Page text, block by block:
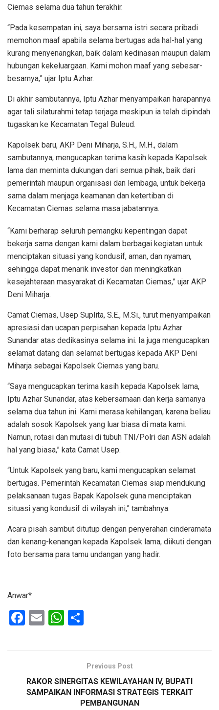
Ciemas selama dua tahun terakhir.
“Pada kesempatan ini, saya bersama istri secara pribadi
memohon maaf apabila selama bertugas ada hal-hal yang
kurang menyenangkan, baik dalam kedinasan maupun dalam
hubungan kekeluargaan. Kami mohon maaf yang sebesar-
besarnya,” ujar Iptu Azhar.
Di akhir sambutannya, Iptu Azhar menyampaikan harapannya
agar tali silaturahmi tetap terjaga meskipun ia telah dipindah
tugaskan ke Kecamatan Tegal Buleud.
Kapolsek baru, AKP Deni Miharja, S.H., M.H., dalam
sambutannya, mengucapkan terima kasih kepada Kapolsek
lama dan meminta dukungan dari semua pihak, baik dari
pemerintah maupun organisasi dan lembaga, untuk bekerja
sama dalam menjaga keamanan dan ketertiban di
Kecamatan Ciemas selama masa jabatannya.
“Kami berharap seluruh pemangku kepentingan dapat
bekerja sama dengan kami dalam berbagai kegiatan untuk
menciptakan situasi yang kondusif, aman, dan nyaman,
sehingga dapat menarik investor dan meningkatkan
kesejahteraan masyarakat di Kecamatan Ciemas,” ujar AKP
Deni Miharja.
Camat Ciemas, Usep Suplita, S.E., M.Si., turut menyampaikan
apresiasi dan ucapan perpisahan kepada Iptu Azhar
Sunandar atas dedikasinya selama ini. Ia juga mengucapkan
selamat datang dan selamat bertugas kepada AKP Deni
Miharja sebagai Kapolsek Ciemas yang baru.
“Saya mengucapkan terima kasih kepada Kapolsek lama,
Iptu Azhar Sunandar, atas kebersamaan dan kerja samanya
selama dua tahun ini. Kami merasa kehilangan, karena beliau
adalah sosok Kapolsek yang luar biasa di mata kami.
Namun, rotasi dan mutasi di tubuh TNI/Polri dan ASN adalah
hal yang biasa,” kata Camat Usep.
“Untuk Kapolsek yang baru, kami mengucapkan selamat
bertugas. Pemerintah Kecamatan Ciemas siap mendukung
pelaksanaan tugas Bapak Kapolsek guna menciptakan
situasi yang kondusif di wilayah ini,” tambahnya.
Acara pisah sambut ditutup dengan penyerahan cinderamata
dan kenang-kenangan kepada Kapolsek lama, diikuti dengan
foto bersama para tamu undangan yang hadir.
Anwar*
F
o
o
E
W
A
p
ePrevious Post
RAKOR SINERGITAS KEWILAYAHAN IV, BUPATI
SAMPAIKAN INFORMASI STRATEGIS TERKAIT
PEMBANGUNAN